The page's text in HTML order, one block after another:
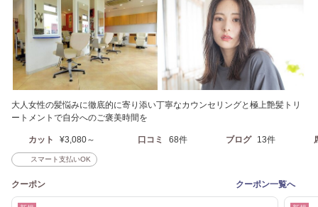
大人女性の髪悩みに徹底的に寄り添い丁寧なカウンセリングと極上艶髪トリ
ートメントで自分へのご褒美時間を
カット ¥3,080～ 口コミ 68件 ブログ 13件
スマート支払いOK
クーポン クーポン一覧へ